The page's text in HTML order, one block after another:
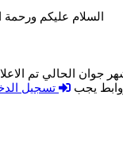
السلام عليكم ورحمة
جوان الحالي تم
يجب
تسجيل